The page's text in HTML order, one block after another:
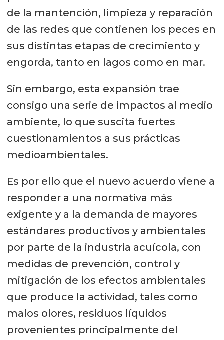
de la mantención, limpieza y reparación
de las redes que contienen los peces en
sus distintas etapas de crecimiento y
engorda, tanto en lagos como en mar.
Sin embargo, esta expansión trae
consigo una serie de impactos al medio
ambiente, lo que suscita fuertes
cuestionamientos a sus prácticas
medioambientales.
Es por ello que el nuevo acuerdo viene a
responder a una normativa más
exigente y a la demanda de mayores
estándares productivos y ambientales
por parte de la industria acuícola, con
medidas de prevención, control y
mitigación de los efectos ambientales
que produce la actividad, tales como
malos olores, residuos líquidos
provenientes principalmente del